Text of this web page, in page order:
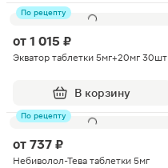
По рецепту
от 1 015 ₽
Экватор таблетки 5мг+20мг 30шт
В корзину
По рецепту
от 737 ₽
Небиволол-Тева таблетки 5мг